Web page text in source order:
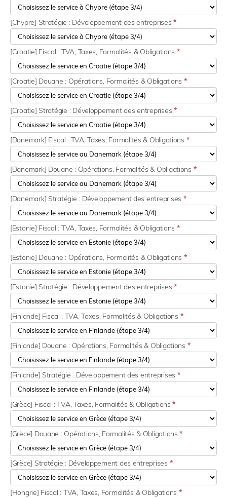
[Chypre] Stratégie : Développement des entreprises*
[Croatie] Fiscal : TVA, Taxes, Formalités & Obligations *
[Croatie] Douane : Opérations, Formalités & Obligations *
[Croatie] Stratégie : Développement des entreprises *
[Danemark] Fiscal : TVA, Taxes, Formalités & Obligations *
[Danemark] Douane : Opérations, Formalités & Obligations *
[Danemark] Stratégie : Développement des entreprises *
[Estonie] Fiscal : TVA, Taxes, Formalités & Obligations *
[Estonie] Douane : Opérations, Formalités & Obligations *
[Estonie] Stratégie : Développement des entreprises *
[Finlande] Fiscal : TVA, Taxes, Formalités & Obligations *
[Finlande] Douane : Opérations, Formalités & Obligations *
[Finlande] Stratégie : Développement des entreprises *
[Grèce] Fiscal : TVA, Taxes, Formalités & Obligations*
[Grèce] Douane : Opérations, Formalités & Obligations*
[Grèce] Stratégie : Développement des entreprises *
[Hongrie] Fiscal : TVA, Taxes, Formalités & Obligations *